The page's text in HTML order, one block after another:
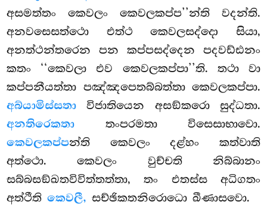
අසමත්තං කෙවලං කෙවලකප්ප’’න්ති වදන්ති.
අනවසෙසත්ථො එත්ථ කෙවලසද්දො සියා,
අනත්ථන්තරෙන පන කප්පසද්දෙන පදවඩ්ඪනං
කතං ‘‘කෙවලා එව කෙවලකප්පා’’ති. තථා වා
කප්පනීයත්තා පඤ්ඤපෙතබ්බත්තා කෙවලකප්පා.
අබ්යාමිස්සතා විජාතියෙන අසඞ්කරො සුද්ධතා.
අනතිරෙකතා තංපරමතා විසෙසාභාවො.
කෙවලකප්පන්ති කෙවලංදළ්හං කත්වාති
අත්ථො. කෙවලං වුච්චති නිබ්බානං
සබ්බසඞ්ඛතවිවිත්තත්තා, තං එතස්ස අධිගතං
අත්ථීතිකෙවලී, සච්ඡිකතනිරොධො ඛීණාසවො.